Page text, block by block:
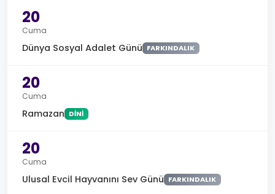
20
Cuma
Dünya Sosyal Adalet Günü FARKINDALIK
20
Cuma
Ramazan DINI
20
Cuma
Ulusal Evcil Hayvanını Sev Günü FARKINDALIK